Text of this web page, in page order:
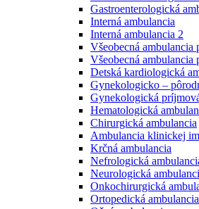
Gastroenterologická
Interná ambulancia
Interná ambulancia 2
Všeobecná ambulancia
Všeobecná ambulancia
Detská kardiologická
Gynekologicko –
Gynekologická
Hematologická
Chirurgická ambulancia
Ambulancia klinickej
Krčná ambulancia
Nefrologická
Neurologická
Onkochirurgická
Ortopedická ambulancia